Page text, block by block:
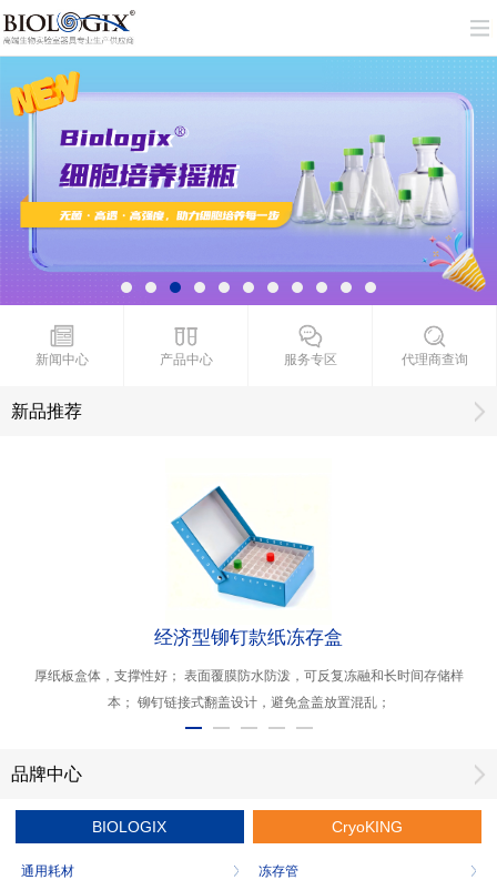
新闻中心 产品中心 服务专区 代理商查询
新品推荐
经济型铆钉款纸冻存盒
厚纸板盒体，支撑性好； 表面覆膜防水防泼，可反复冻融和长时间存储样
本； 铆钉链接式翻盖设计，避免盒盖放置混乱；
品牌中心
BIOLOGIX
通用耗材
CryoKING
冻存管